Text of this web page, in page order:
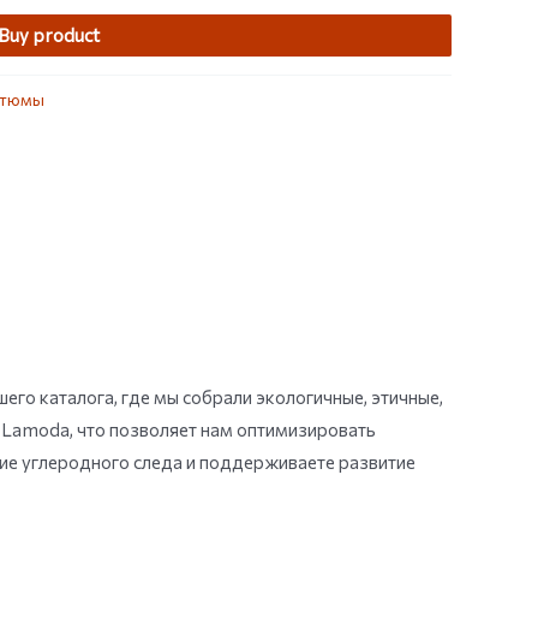
Buy product
каталога, где мы собрали экологичные, этичные,
что позволяет нам оптимизировать
углеродного следа и поддерживаете развитие